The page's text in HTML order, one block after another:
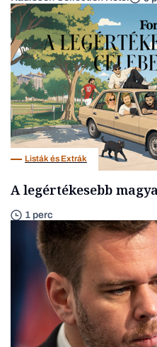
Listák és Extrák
A legértékesebb
1 perc